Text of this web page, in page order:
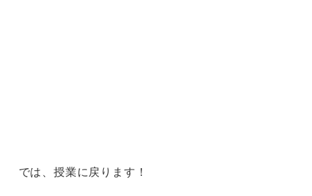
では、授業に戻ります！